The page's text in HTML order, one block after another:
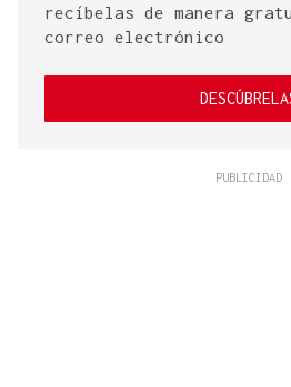
recíbelas de manera
correo electrónico